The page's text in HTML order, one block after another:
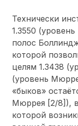
Технически
1.3550
полос
которой
целям 1.3438
(уровень
«быков»
Мюррея [2/8]), в
которой